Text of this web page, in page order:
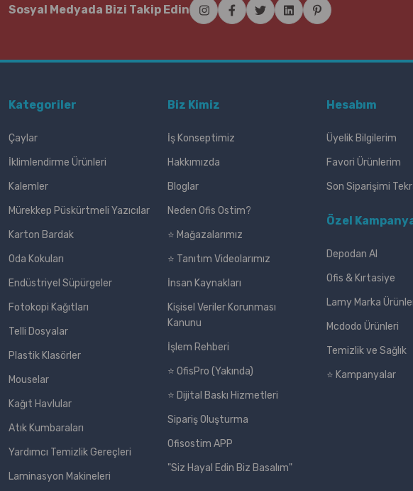
Sosyal Medyada Bizi Takip Edin
Kategoriler
Çaylar
İklimlendirme Ürünleri
Kalemler
Mürekkep Püskürtmeli Yazıcılar
Karton Bardak
Oda Kokuları
Endüstriyel Süpürgeler
Fotokopi Kağıtları
Telli Dosyalar
Plastik Klasörler
Mouselar
Kağıt Havlular
Atık Kumbaraları
Yardımcı Temizlik Gereçleri
Laminasyon Makineleri
Biz Kimiz
İş Konseptimiz
Hakkımızda
Bloglar
Neden Ofis Ostim?
⭐ Mağazalarımız
⭐ Tanıtım Videolarımız
İnsan Kaynakları
Kişisel Veriler Korunması
Kanunu
İşlem Rehberi
⭐ OfisPro (Yakında)
⭐ Dijital Baskı Hizmetleri
Sipariş Oluşturma
Ofisostim APP
"Siz Hayal Edin Biz Basalım"
Hesabım
Üyelik Bilgilerim
Favori Ürünlerim
Son Siparişimi
Özel
Depodan Al
Ofis & Kırtasiye
Lamy Marka
Mcdodo Ürünleri
Temizlik ve Sağlık
⭐ Kampanyalar